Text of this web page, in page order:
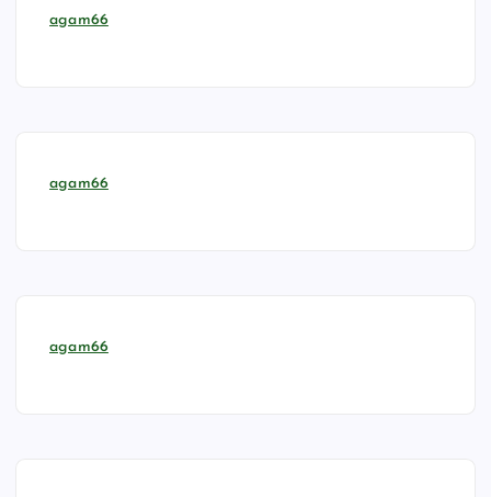
agam66
agam66
agam66